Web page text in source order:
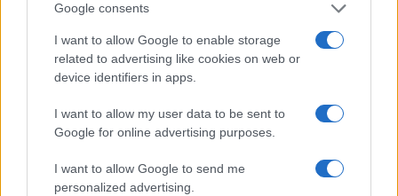
Google consents
I want to allow Google to enable storage
related to advertising like cookies on web or
device identifiers in apps.
I want to allow my user data to be sent to
Google for online advertising purposes.
I want to allow Google to send me
personalized advertising.
ce
b
o
o
k
it
te
r
te
re
st
at
s
A
p
p
a
re
Articolo precedente
Prossimo articolo
NOTIZIE RECENTI
Le previsioni meteo per il weekend a Olbia e in